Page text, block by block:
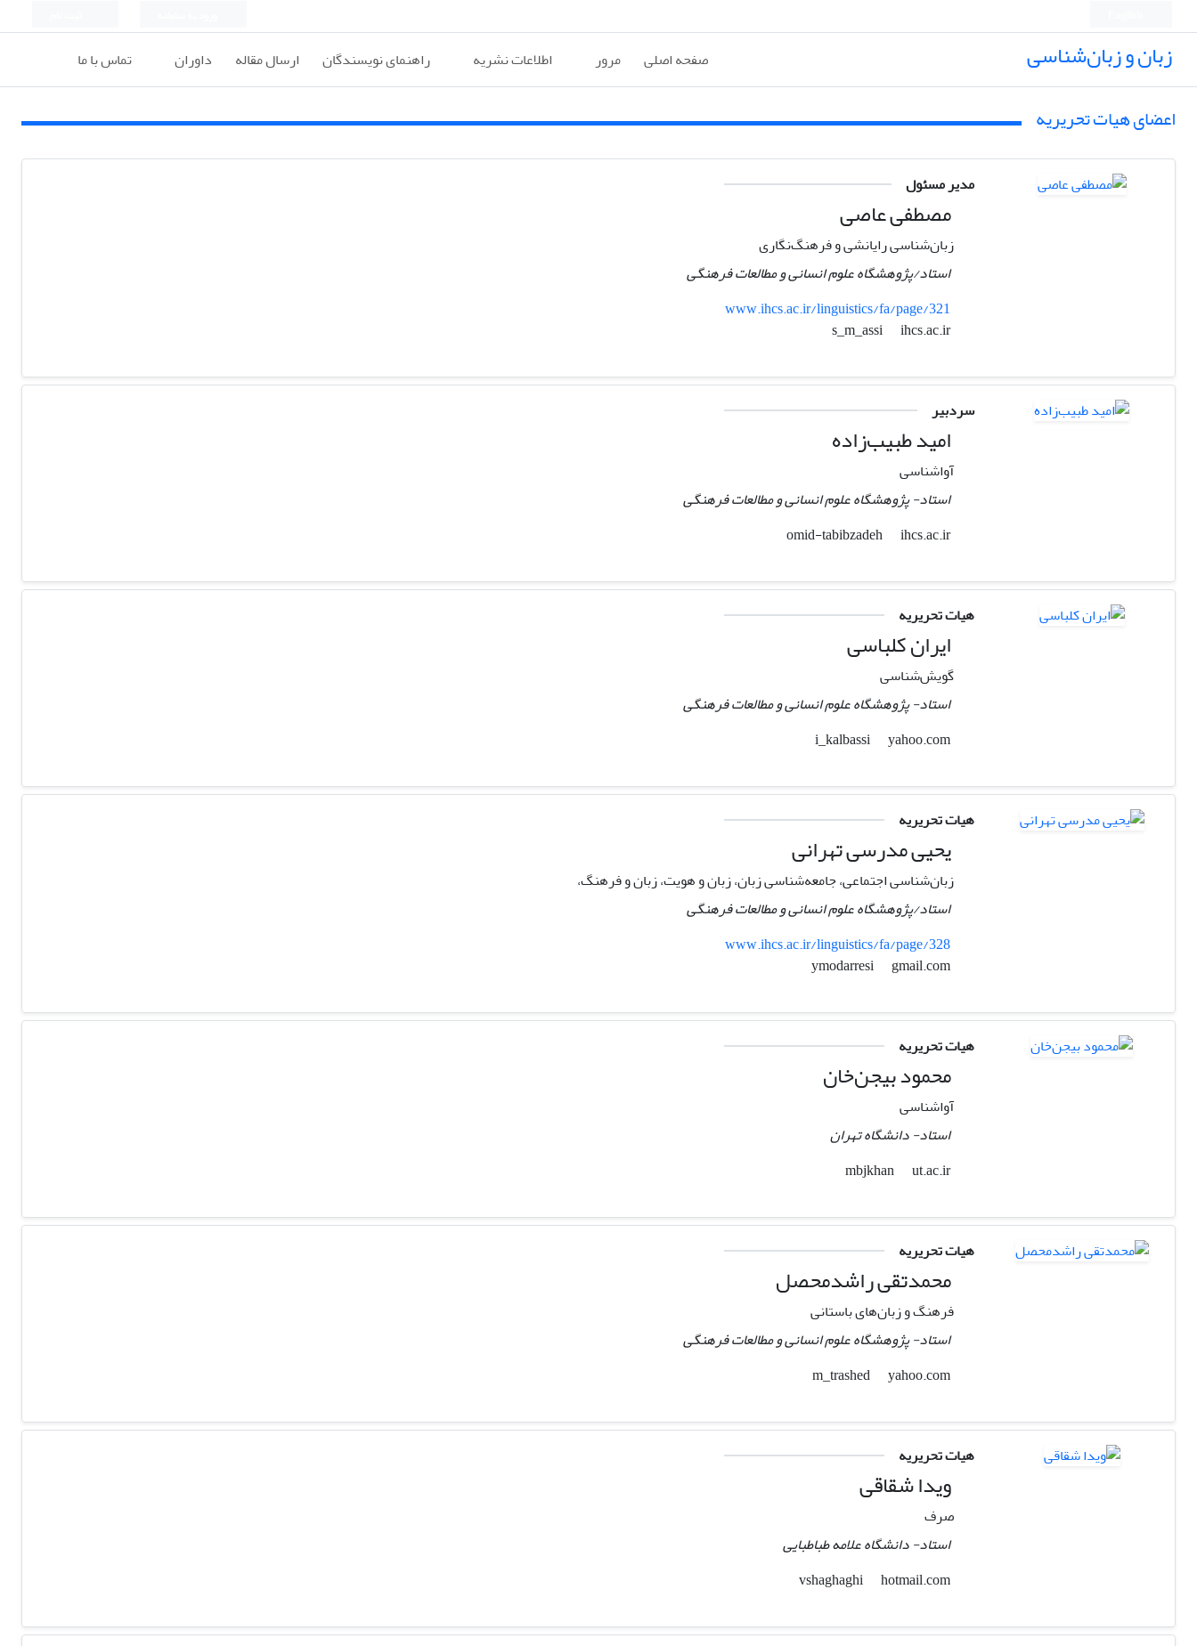
زبان و زبان‌شناسی صفحه اصلی مرور اطلاعات نشریه راهنمای نویسندگان ارسال مقاله داوران تماس با ما
اعضای هیات تحریریه
مدیر مسئول
مصطفی عاصی
زبان‌شناسی رایانشی و فرهنگ‌نگاری
استاد/پژوهشگاه علوم انسانی و مطالعات فرهنگی
www.ihcs.ac.ir/linguistics/fa/page/321
s_m_assi
ihcs.ac.ir
سردبیر
امید طبیب‌زاده
آواشناسی
استاد- پژوهشگاه علوم انسانی و مطالعات فرهنگی
omid-tabibzadeh
ihcs.ac.ir
هیات تحریریه
ایران کلباسی
گویش‌شناسی
استاد- پژوهشگاه علوم انسانی و مطالعات فرهنگی
yahoo.com
هیات تحریریه
یحیی مدرسی تهرانی
زبان‌شناسی اجتماعی، جامعه‌شناسی زبان، زبان و هویت، زبان و فرهنگ،
استاد/پژوهشگاه علوم انسانی و مطالعات فرهنگی
www.ihcs.ac.ir/linguistics/fa/page/328
gmail.com
هیات تحریریه
محمود بیجن‌خان
آواشناسی
استاد- دانشگاه تهران
mbjkhan
ut.ac.ir
هیات تحریریه
محمدتقی راشدمحصل
فرهنگ و زبان‌های باستانی
استاد- پژوهشگاه علوم انسانی و مطالعات فرهنگی
yahoo.com
هیات تحریریه
ویدا شقاقی
صرف
استاد- دانشگاه علامه طباطبایی
hotmail.com